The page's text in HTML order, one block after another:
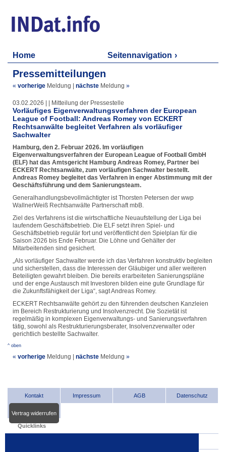
Home Seitennavigation
Pressemitteilungen
« vorherige Meldung nächste Meldung »
03.02.2026 | | Mitteilung der Pressestelle
Vorläufiges Eigenverwaltungsverfahren der European
League of Football: Andreas Romey von ECKERT
Rechtsanwälte begleitet Verfahren als vorläufiger
Sachwalter
Hamburg, den 2. Februar 2026. Im vorläufigen
Eigenverwaltungsverfahren der European League of Football GmbH
(ELF) hat das Amtsgericht Hamburg Andreas Romey, Partner bei
ECKERT Rechtsanwälte, zum vorläufigen Sachwalter bestellt.
Andreas Romey begleitet das Verfahren in enger Abstimmung mit der
Geschäftsführung und dem Sanierungsteam.
Generalhandlungsbevollmächtigter ist Thorsten Petersen der wwp
WallnerWeiß Rechtsanwälte Partnerschaft mbB.
Ziel des Verfahrens ist die wirtschaftliche Neuaufstellung der Liga bei
laufendem Geschäftsbetrieb. Die ELF setzt ihren Spiel- und
Geschäftsbetrieb regulär fort und veröffentlicht den Spielplan für die
Saison 2026 bis Ende Februar. Die Löhne und Gehälter der
Mitarbeitenden sind gesichert.
„Als vorläufiger Sachwalter werde ich das Verfahren konstruktiv begleiten
und sicherstellen, dass die Interessen der Gläubiger und aller weiteren
Beteiligten gewahrt bleiben. Die bereits erarbeiteten Sanierungspläne
und der enge Austausch mit Investoren bilden eine gute Grundlage für
die Zukunftsfähigkeit der Liga“, sagt Andreas Romey.
ECKERT Rechtsanwälte gehört zu den führenden deutschen Kanzleien
im Bereich Restrukturierung und Insolvenzrecht. Die Sozietät ist
regelmäßig in komplexen Eigenverwaltungs- und Sanierungsverfahren
tätig, sowohl als Restrukturierungsberater, Insolvenzverwalter oder
gerichtlich bestellte Sachwalter.
^ oben
« vorherige Meldung nächste Meldung »
Kontakt Impressum AGB Datenschutz
Vertrag widerrufen
Quicklinks